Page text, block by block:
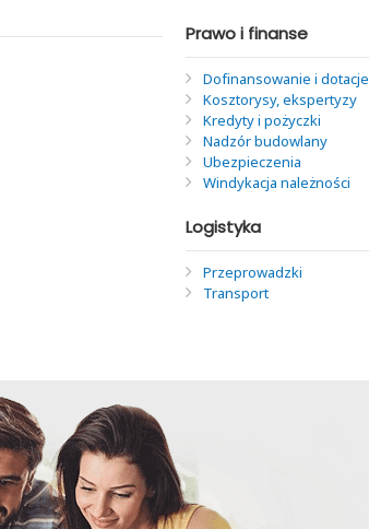
Prawo i finanse
Dofinansowanie i dotacje
Kosztorysy, ekspertyzy
Kredyty i pożyczki
Nadzór budowlany
Ubezpieczenia
Windykacja należności
Logistyka
Przeprowadzki
Transport